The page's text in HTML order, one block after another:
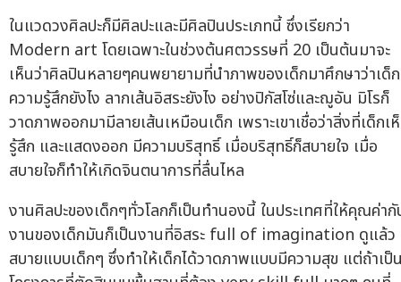
ในแวดวงศิลปะก็มีศิลปะและมีศิลปินประเภทนี้ ซึ่งเรียกว่า
Modern art โดยเฉพาะในช่วงต้นศตวรรษที่ 20 เป็นต้นมาจะ
เห็นว่าศิลปินหลายๆคนพยายามที่นำภาพของเด็กมาศึกษาว่าเด็
ความรู้สึกยังไง ลากเส้นอิสระยังไง อย่างปิกัสโซ่และฌูอัน มิโรก็
วาดภาพออกมามีลายเส้นเหมือนเด็ก เพราะเขาเชื่อว่าสิ่งที่เด็กเ
รู้สึก และแสดงออก มีความบริสุทธิ์ เมื่อบริสุทธิ์ก็สบายใจ เมื่อ
สบายใจก็ทำให้เกิดจินตนาการที่ลื่นไหล
งานศิลปะของเด็กๆทั่วโลกก็เป็นทำนองนี้ ในประเทศที่ให้คุณค่า
งานของเด็กมันก็เป็นงานที่อิสระ full of imagination ดูแล้ว
สบายแบบเด็กๆ ซึ่งทำให้เด็กได้วาดภาพแบบมีความสุข แต่ถ้าเป็